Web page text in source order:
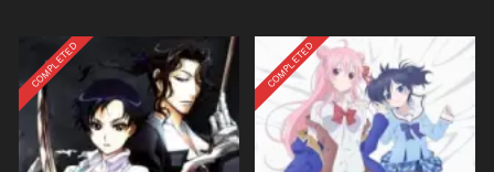
COMPLETED COMPLETED